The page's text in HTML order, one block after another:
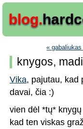
blog.
«
knygos,
Vika, pajutau, kad
davai, čia :)
vien dėl *tų*
kad ten viskas